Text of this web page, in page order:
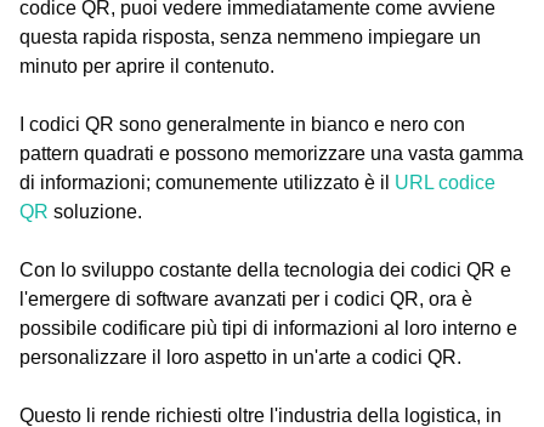
codice QR, puoi vedere immediatamente come avviene
questa rapida risposta, senza nemmeno impiegare un
minuto per aprire il contenuto.
I codici QR sono generalmente in bianco e nero con
pattern quadrati e possono memorizzare una vasta gamma
di informazioni; comunemente utilizzato è il URL codice
QR soluzione.
Con lo sviluppo costante della tecnologia dei codici QR e
l'emergere di software avanzati per i codici QR, ora è
possibile codificare più tipi di informazioni al loro interno e
personalizzare il loro aspetto in un'arte a codici QR.
Questo li rende richiesti oltre l'industria della logistica, in